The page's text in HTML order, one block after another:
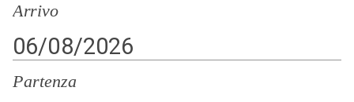
Arrivo
Partenza